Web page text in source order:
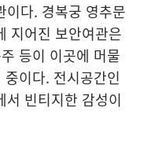
이다. 경복궁 영추문
지어진 보안여관은
등이 이곳에 머물
이다. 전시공간인
서 빈티지한 감성이